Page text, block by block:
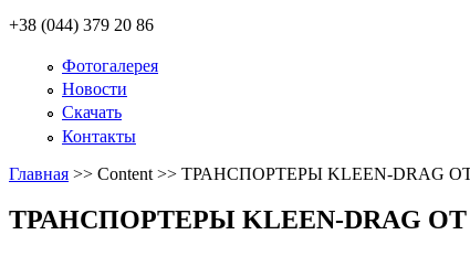
+38 (044) 379 20 86
Фотогалерея
Новости
Скачать
Контакты
Главная >> Content >> ТРАНСПОРТЕРЫ KLEEN-DRAG
ТРАНСПОРТЕРЫ KLEEN-DRAG ОТ